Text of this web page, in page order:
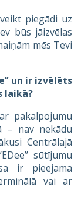
veikt piegādi uz
būs jāizvēlas
mēs Tevi
un ir izvēlēts
laikā?
pakalpojumu
– nav nekādu
Centrālajā
sūtījumu
ir pieejama
vai ar